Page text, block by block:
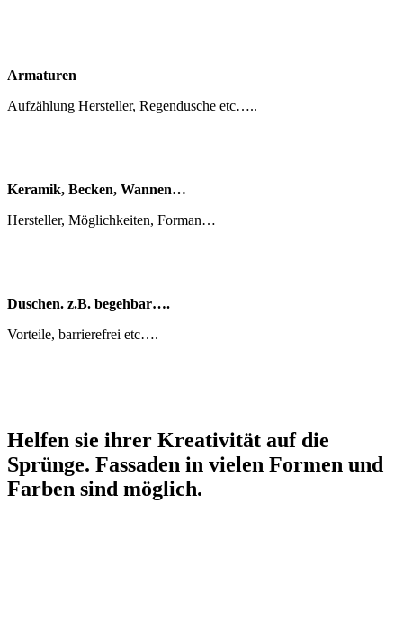
Armaturen
Aufzählung Hersteller, Regendusche etc…..
Keramik, Becken, Wannen…
Hersteller, Möglichkeiten, Forman…
Duschen. z.B. begehbar….
Vorteile, barrierefrei etc….
Helfen sie ihrer Kreativität auf die
Sprünge. Fassaden in vielen Formen und
Farben sind möglich.